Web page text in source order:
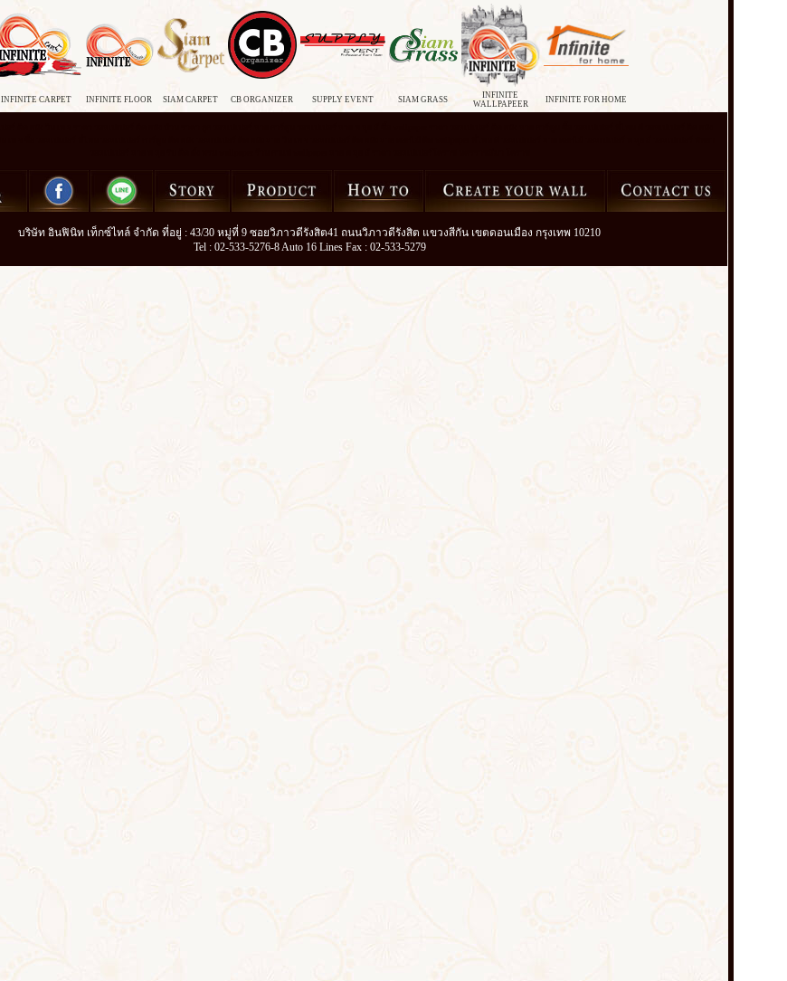
INFINITE CARPET INFINITE FLOOR SIAM CARPET CB ORGANIZER SUPPLY EVENT SIAM GRASS
INFINITE
WALLPAPEER
INFINITE FOR HOME
บริษัท อินฟินิท เท็กซ์ไทล์ จำกัด ที่อยู่ : 43/30 หมู่ที่ 9 ซอยวิภาวดีรังสิต41 ถนนวิภาวดีรังสิต แขวงสีกัน เขตดอนเมือง กรุงเทพ 10210
Tel : 02-533-5276-8 Auto 16 Lines Fax : 02-533-5279